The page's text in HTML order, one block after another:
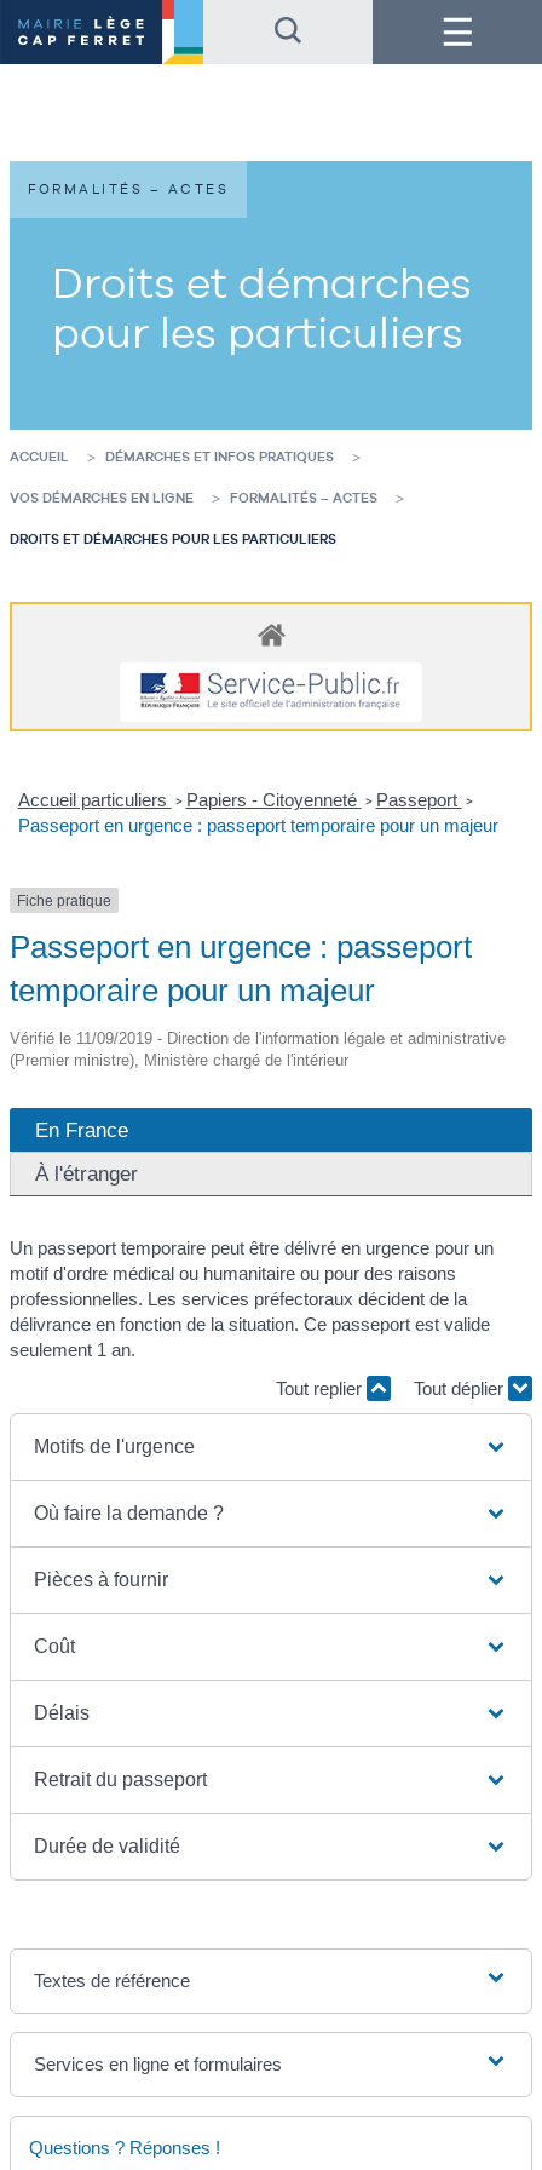
au
contenu
de
au
pied
de
Menu
Droits et démarches
pour les particuliers
FORMALITÉS – ACTES
ACCUEIL DÉMARCHES ET INFOS PRATIQUES
VOS DÉMARCHES EN LIGNE FORMALITÉS – ACTES
DROITS ET DÉMARCHES POUR LES PARTICULIERS
Accueil particuliers > Papiers - Citoyenneté > Passeport >
Passeport en urgence : passeport temporaire pour un majeur
Fiche pratique
Passeport en urgence : passeport
temporaire pour un majeur
Vérifié le 11/09/2019 - Direction de l'information légale et administrative
(Premier ministre), Ministère chargé de l'intérieur
En France
À l'étranger
Un passeport temporaire peut être délivré en urgence pour un
motif d'ordre médical ou humanitaire ou pour des raisons
professionnelles. Les services préfectoraux décident de la
délivrance en fonction de la situation. Ce passeport est valide
seulement 1 an.
Tout replier
Tout déplier
Motifs de l'urgence
Où faire la demande ?
Pièces à fournir
Coût
Délais
Retrait du passeport
Durée de validité
Textes de référence
Services en ligne et formulaires
Questions ? Réponses !